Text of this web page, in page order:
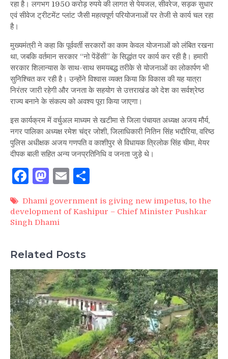
रहा है। लगभग 1950 करोड़ रुपये की लागत से पेयजल, सीवरेज, सड़क सुधार
एवं सीवेज ट्रीटमेंट प्लांट जैसी महत्वपूर्ण परियोजनाओं पर तेजी से कार्य चल रहा
है।
मुख्यमंत्री ने कहा कि पूर्ववर्ती सरकारों का काम केवल योजनाओं को लंबित रखना
था, जबकि वर्तमान सरकार “नो पेंडेंसी” के सिद्धांत पर कार्य कर रही है। हमारी
सरकार शिलान्यास के साथ-साथ समयबद्ध तरीके से योजनाओं का लोकार्पण भी
सुनिश्चित कर रही है। उन्होंने विश्वास व्यक्त किया कि विकास की यह यात्रा
निरंतर जारी रहेगी और जनता के सहयोग से उत्तराखंड को देश का सर्वश्रेष्ठ
राज्य बनाने के संकल्प को अवश्य पूरा किया जाएगा।
इस कार्यक्रम में वर्चुअल माध्यम से खटीमा से जिला पंचायत अध्यक्ष अजय मौर्य,
नगर पालिका अध्यक्ष रमेश चंद्र जोशी, जिलाधिकारी नितिन सिंह भदौरिया, वरिष्ठ
पुलिस अधीक्षक अजय गणपति व काशीपुर से विधायक त्रिलोक सिंह चीमा, मेयर
दीपक बाली सहित अन्य जनप्रतिनिधि व जनता जुड़े थे।
Facebook
Mastodon
Email
Dhami government is giving new impetus, to the
development of Kashipur – Chief Minister Pushkar
Singh Dhami
Related Posts